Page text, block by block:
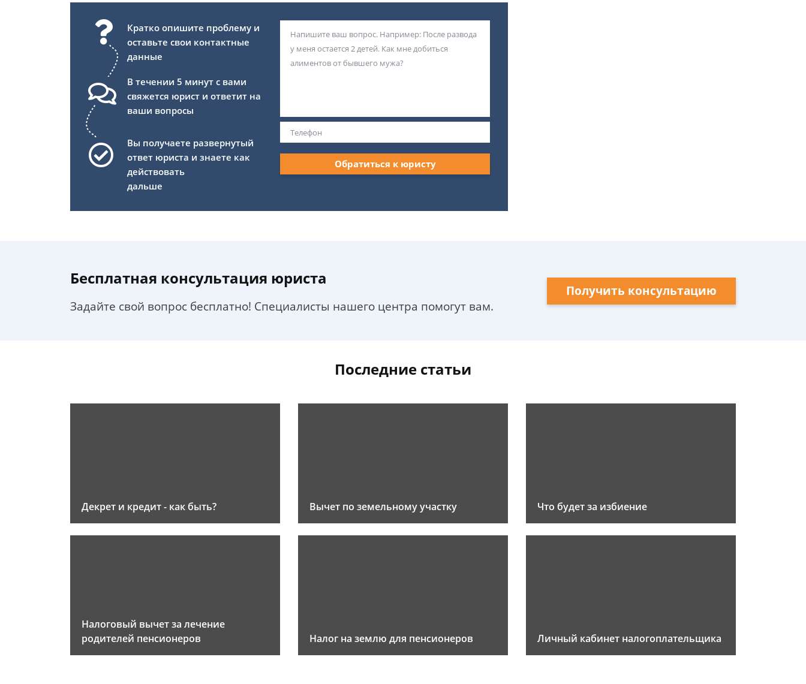
Кратко опишите проблему и
оставьте свои контактные
данные
В течении 5 минут с вами
свяжется юрист и ответит на
ваши вопросы
Вы получаете развернутый
ответ юриста и знаете как
действовать
дальше
Обратиться к юристу
Бесплатная консультация юриста
Задайте свой вопрос бесплатно! Специалисты нашего центра помогут вам.
Получить консультацию
Последние статьи
Декрет и кредит - как быть? Вычет по земельному участку Что будет за избиение
Налоговый вычет за лечение
родителей пенсионеров
Налог на землю для пенсионеров Личный кабинет налогоплательщика